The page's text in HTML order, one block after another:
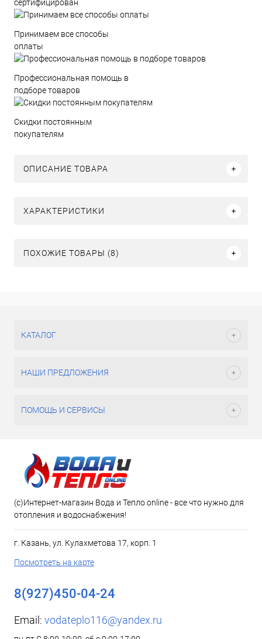
сертифицирован
Принимаем все способы
оплаты
Профессиональная помощь в
подборе товаров
Скидки постоянным
покупателям
ОПИСАНИЕ ТОВАРА
ХАРАКТЕРИСТИКИ
ПОХОЖИЕ ТОВАРЫ (8)
КАТАЛОГ
НАШИ ПРЕДЛОЖЕНИЯ
ПОМОЩЬ И СЕРВИСЫ
(c)Интернет-магазин Вода и Тепло online - все что нужно для
отопления и водоснабжения!
г. Казань, ул. Кулахметова 17, корп. 1
Посмотреть на карте
8(927)450-04-24
Email: vodateplo116@yandex.ru